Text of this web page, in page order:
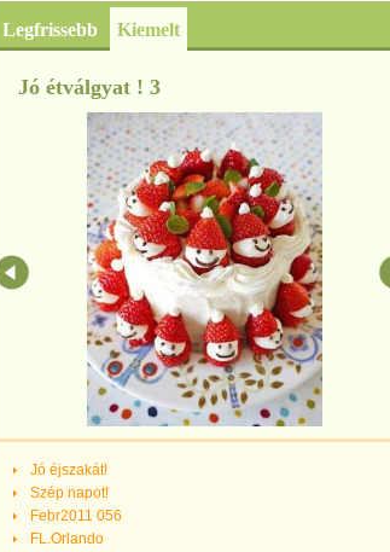
Legfrissebb Kiemelt
Jó étválgyat ! 3
Jó éjszakát!
Szép napot!
Febr2011 056
FL.Orlando